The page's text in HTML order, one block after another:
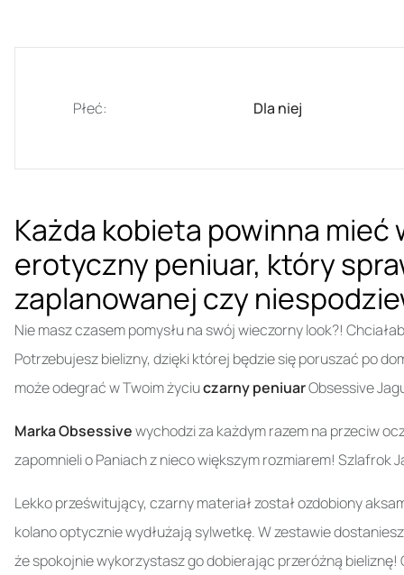
Płeć: Dla niej
Każda kobieta powinna
erotyczny peniuar, który
zaplanowanej czy
Nie masz czasem pomysłu na swój wieczorny look?!
Potrzebujesz bielizny, dzięki której będzie się poruszać po
może odegrać w Twoim życiuczarny peniuarObsessive
Marka Obsessivewychodzi za każdym razem na przeciw
zapomnieli o Paniach z nieco większym rozmiarem! Szlafrok
Lekko prześwitujący, czarny materiał został ozdobiony
kolano optycznie wydłużają sylwetkę. W zestawie
że spokojnie wykorzystasz go dobierając przeróżną